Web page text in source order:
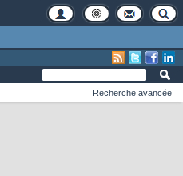
Recherche avancée